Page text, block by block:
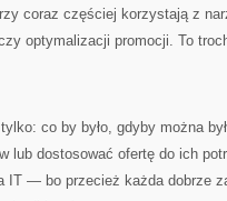
coraz częściej korzystają z
optymalizacji promocji. To
co by było, gdyby można
lub dostosować ofertę do ich
IT — bo przecież każda dobrze